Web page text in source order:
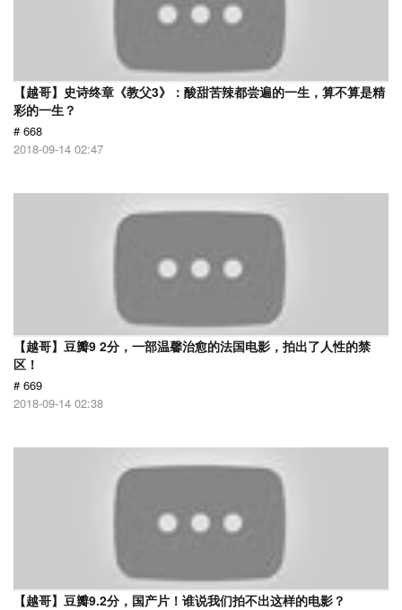
【越哥】史诗终章《教父3》：酸甜苦辣都尝遍的一生，算不算是精
彩的一生？
# 668
2018-09-14 02:47
【越哥】豆瓣9 2分，一部温馨治愈的法国电影，拍出了人性的禁
区！
# 669
2018-09-14 02:38
【越哥】豆瓣9.2分，国产片！谁说我们拍不出这样的电影？